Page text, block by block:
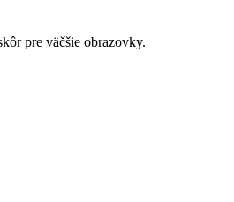
pre väčšie obrazovky.